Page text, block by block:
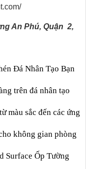
An Phú, Quận 2,
Đá Nhân Tạo Bạn
trên đá nhân tạo
màu sắc đến các ứng
không gian phòng
Surface Ốp Tường